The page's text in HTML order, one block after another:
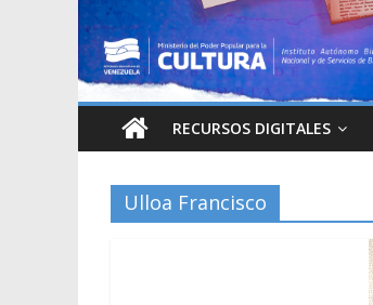
RECURSOS DIGITALES
Ulloa Francisco